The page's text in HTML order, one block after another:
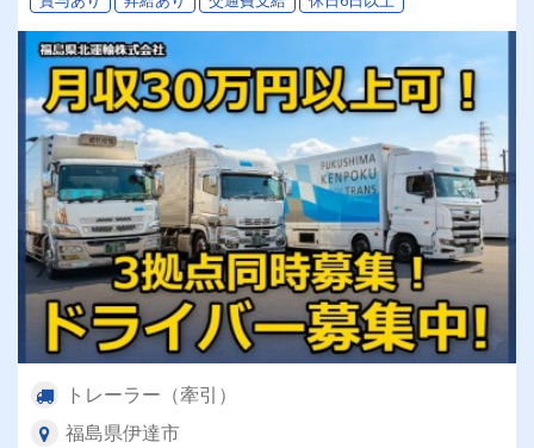
トレーラー（牽引）
福島県伊達市